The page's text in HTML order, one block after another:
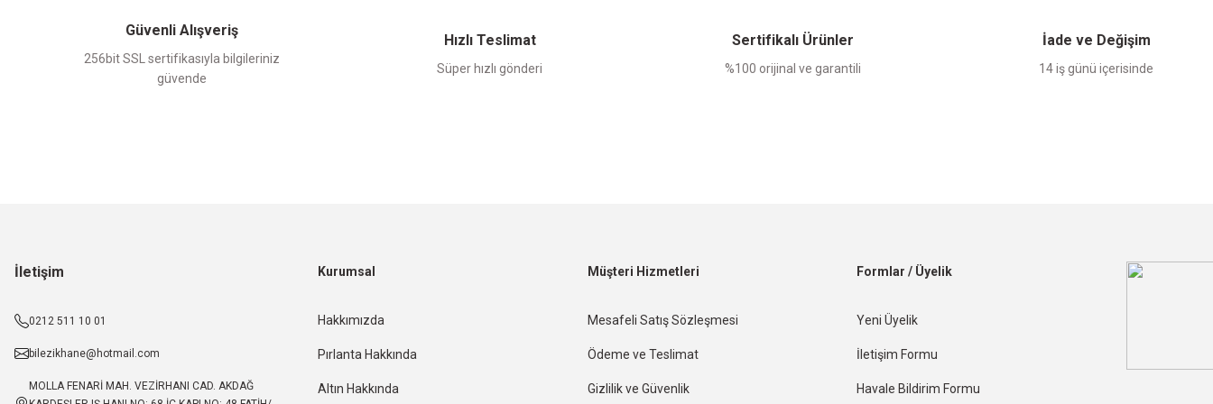
Güvenli Alışveriş
256bit SSL sertifikasıyla bilgileriniz
güvende
Hızlı Teslimat
Süper hızlı gönderi
Sertifikalı Ürünler
%100 orijinal ve garantili
İade ve Değişim
14 iş günü içerisinde
İletişim
0212 511 10 01
bilezikhane@hotmail.com
MOLLA FENARİ MAH. VEZİRHANI CAD. AKDAĞ
Kurumsal
Hakkımızda
Pırlanta Hakkında
Altın Hakkında
Müşteri Hizmetleri
Mesafeli Satış Sözleşmesi
Ödeme ve Teslimat
Gizlilik ve Güvenlik
Formlar / Üyelik
Yeni Üyelik
İletişim Formu
Havale Bildirim Formu